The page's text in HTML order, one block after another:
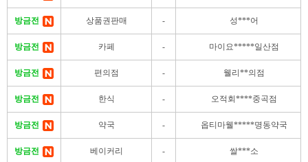
방금전 상품권판매 - 성***어
방금전 카페 - 마이요*****일산점
방금전 편의점 - 웰리**의점
방금전 한식 - 오적회****중곡점
방금전 약국 - 옵티마웰*****명동약국
방금전 베이커리 - 쌀***소